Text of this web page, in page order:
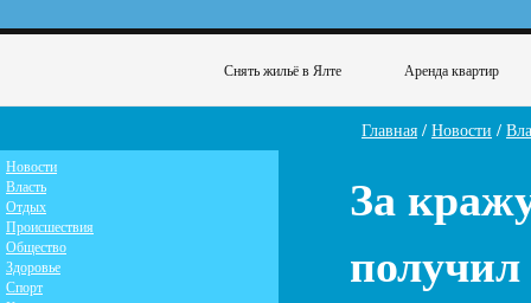
Снять жильё в Ялте Аренда квартир
Главная / Новости /
За
Новости
Власть
Отдых
Происшествия
Общество
Здоровье
Спорт